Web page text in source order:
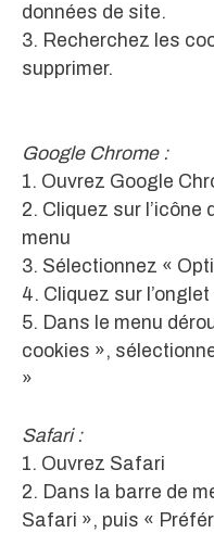
données de site.
3. Recherchez les
supprimer.
Google Chrome :
1. Ouvrez Google
2. Cliquez sur l’icône
menu
3. Sélectionnez «
4. Cliquez sur
5. Dans le menu
cookies »,
»
Safari :
1. Ouvrez Safari
2. Dans la barre de
Safari », puis «